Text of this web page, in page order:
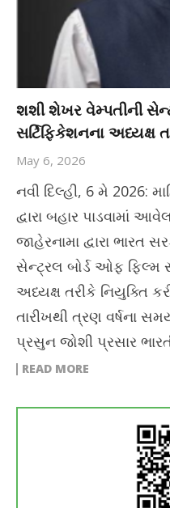
શશી શેખર વેમ્પતીની
સર્ટિફિકેશનના અધ્યક્ષ
May 6, 2026
નવી દિલ્હી, 6 મે 2026:
દ્વારા બહાર પાડવામાં
જાહેરનામા દ્વારા ભારત
સેન્ટ્રલ બોર્ડ ઓફ ફિલ્મ
અધ્યક્ષ તરીકે નિયુક્તિ
તારીખથી ત્રણ વર્ષના
પ્રસુન જોશી પ્રસાર
READ MORE